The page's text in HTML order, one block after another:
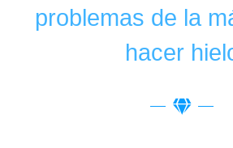
problemas de la
hacer